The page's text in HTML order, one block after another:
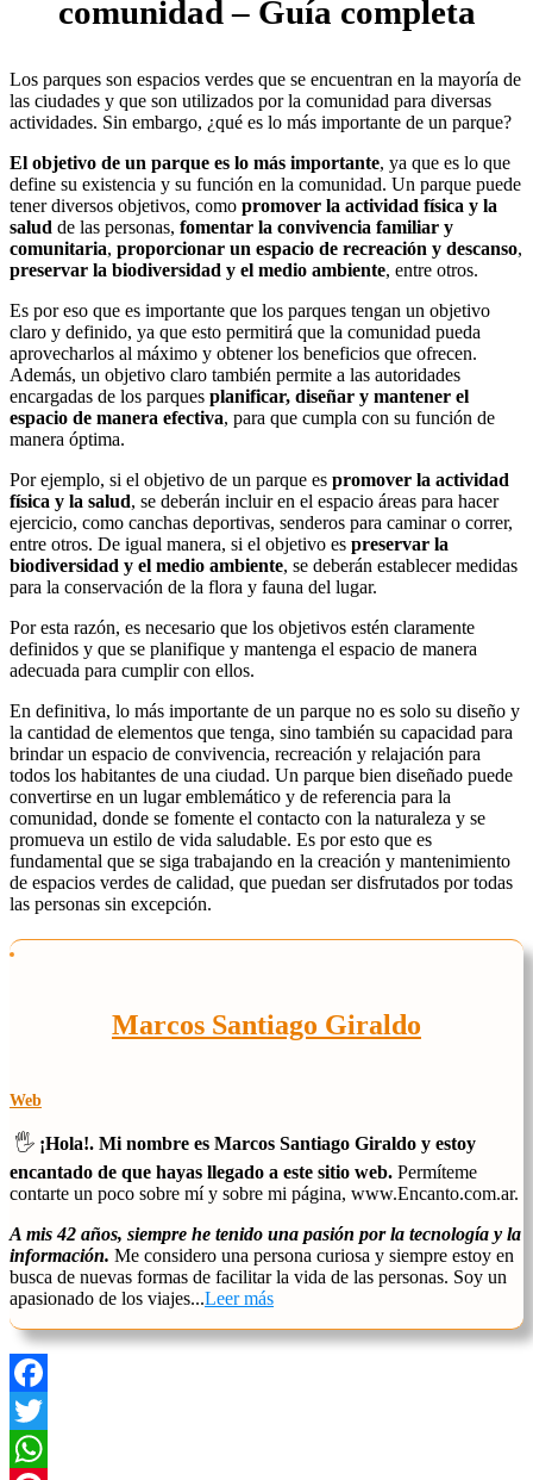
comunidad – Guía completa
Los parques son espacios verdes que se encuentran en la mayoría de
las ciudades y que son utilizados por la comunidad para diversas
actividades. Sin embargo, ¿qué es lo más importante de un parque?
El objetivo de un parque es lo más importante, ya que es lo que
define su existencia y su función en la comunidad. Un parque puede
tener diversos objetivos, como promover la actividad física y la
salud de las personas, fomentar la convivencia familiar y
comunitaria, proporcionar un espacio de recreación y descanso,
preservar la biodiversidad y el medio ambiente, entre otros.
Es por eso que es importante que los parques tengan un objetivo
claro y definido, ya que esto permitirá que la comunidad pueda
aprovecharlos al máximo y obtener los beneficios que ofrecen.
Además, un objetivo claro también permite a las autoridades
encargadas de los parques planificar, diseñar y mantener el
espacio de manera efectiva, para que cumpla con su función de
manera óptima.
Por ejemplo, si el objetivo de un parque es promover la actividad
física y la salud, se deberán incluir en el espacio áreas para hacer
ejercicio, como canchas deportivas, senderos para caminar o correr,
entre otros. De igual manera, si el objetivo es preservar la
biodiversidad y el medio ambiente, se deberán establecer medidas
para la conservación de la flora y fauna del lugar.
Por esta razón, es necesario que los objetivos estén claramente
definidos y que se planifique y mantenga el espacio de manera
adecuada para cumplir con ellos.
En definitiva, lo más importante de un parque no es solo su diseño y
la cantidad de elementos que tenga, sino también su capacidad para
brindar un espacio de convivencia, recreación y relajación para
todos los habitantes de una ciudad. Un parque bien diseñado puede
convertirse en un lugar emblemático y de referencia para la
comunidad, donde se fomente el contacto con la naturaleza y se
promueva un estilo de vida saludable. Es por esto que es
fundamental que se siga trabajando en la creación y mantenimiento
de espacios verdes de calidad, que puedan ser disfrutados por todas
las personas sin excepción.
Marcos Santiago Giraldo
Web
🖐️ ¡Hola!. Mi nombre es Marcos Santiago Giraldo y estoy
encantado de que hayas llegado a este sitio web. Permíteme
contarte un poco sobre mí y sobre mi página, www.Encanto.com.ar.
A mis 42 años, siempre he tenido una pasión por la tecnología y la
información. Me considero una persona curiosa y siempre estoy en
busca de nuevas formas de facilitar la vida de las personas. Soy un
apasionado de los viajes...Leer más
Facebook
Twitter